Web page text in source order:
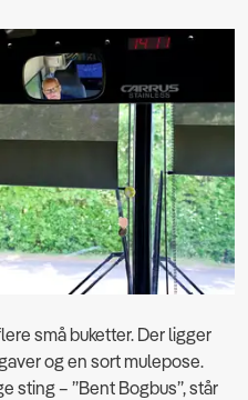
små buketter. Der ligger
og en sort mulepose.
sting – ”Bent Bogbus”, står